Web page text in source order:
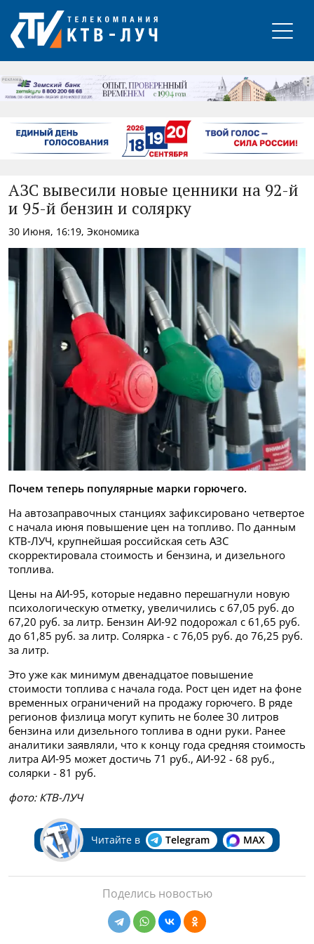
РЕКЛАМА
АЗС вывесили новые ценники на 92-й
и 95-й бензин и солярку
30 Июня, 16:19, Экономика
Почем теперь популярные марки горючего.
На автозаправочных станциях зафиксировано четвертое
с начала июня повышение цен на топливо. По данным
КТВ‑ЛУЧ, крупнейшая российская сеть АЗС
скорректировала стоимость и бензина, и дизельного
топлива.
Цены на АИ‑95, которые недавно перешагнули новую
психологическую отметку, увеличились с 67,05 руб. до
67,20 руб. за литр. Бензин АИ‑92 подорожал с 61,65 руб.
до 61,85 руб. за литр. Солярка - с 76,05 руб. до 76,25 руб.
за литр.
Это уже как минимум двенадцатое повышение
стоимости топлива с начала года. Рост цен идет на фоне
временных ограничений на продажу горючего. В ряде
регионов физлица могут купить не более 30 литров
бензина или дизельного топлива в одни руки. Ранее
аналитики заявляли, что к концу года средняя стоимость
литра АИ‑95 может достичь 71 руб., АИ‑92 - 68 руб.,
солярки - 81 руб.
фото: КТВ-ЛУЧ
Читайте в Telegram MAX
Поделись новостью